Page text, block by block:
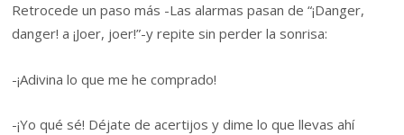
Retrocede un paso más -Las alarmas pasan de “¡Danger,
danger! a ¡Joer, joer!”-y repite sin perder la sonrisa:
-¡Adivina lo que me he comprado!
-¡Yo qué sé! Déjate de acertijos y dime lo que llevas ahí